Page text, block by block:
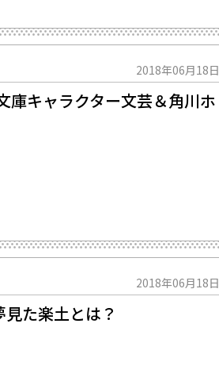
2018年06月18日
庫キャラクター文芸＆角川ホ
2018年06月18日
た楽土とは？